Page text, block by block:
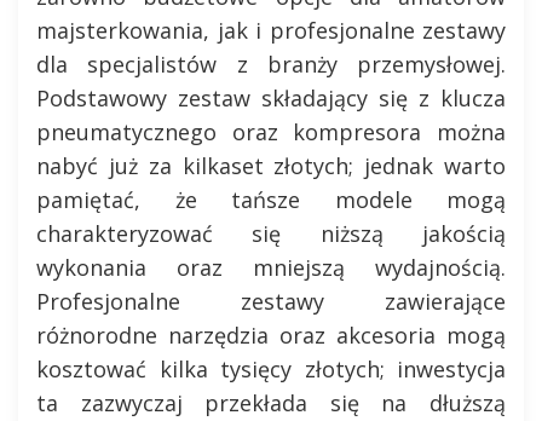
majsterkowania, jak i profesjonalne zestawy
dla specjalistów z branży przemysłowej.
Podstawowy zestaw składający się z klucza
pneumatycznego oraz kompresora można
nabyć już za kilkaset złotych; jednak warto
pamiętać, że tańsze modele mogą
charakteryzować się niższą jakością
wykonania oraz mniejszą wydajnością.
Profesjonalne zestawy zawierające
różnorodne narzędzia oraz akcesoria mogą
kosztować kilka tysięcy złotych; inwestycja
ta zazwyczaj przekłada się na dłuższą